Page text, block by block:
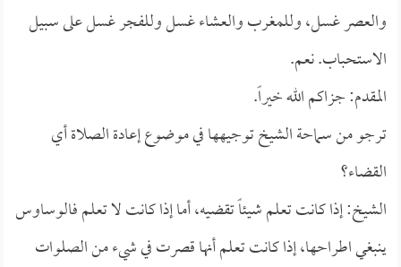
والعصر غسل، وللمغرب والعشاء غسل وللفجر غسل على سبيل
الاستحباب. نعم.
المقدم: جزاكم الله خيراً.
ترجو من سماحة الشيخ توجيهها في موضوع إعادة الصلاة أي
القضاء؟
الشيخ: إذا كانت تعلم شيئاً تقضيه، أما إذا كانت لا تعلم فالوساوس
ينبغي اطراحها، إذا كانت تعلم أنها قصرت في شيء من الصلوات